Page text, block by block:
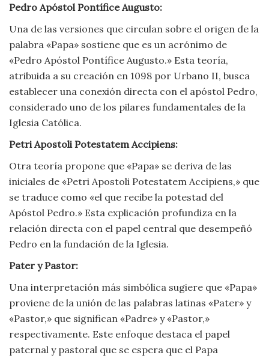
Moda
y
Tendencias
Naturaleza
Psicología
Salud
Sociología
Tecnología
Viajar
Pedro Apóstol Pontífice Augusto:
Una de las versiones que circulan sobre el origen de la
palabra «Papa» sostiene que es un acrónimo de
«Pedro Apóstol Pontífice Augusto.» Esta teoría,
atribuida a su creación en 1098 por Urbano II, busca
establecer una conexión directa con el apóstol Pedro,
considerado uno de los pilares fundamentales de la
Iglesia Católica.
Petri Apostoli Potestatem Accipiens:
Otra teoría propone que «Papa» se deriva de las
iniciales de «Petri Apostoli Potestatem Accipiens,» que
se traduce como «el que recibe la potestad del
Apóstol Pedro.» Esta explicación profundiza en la
relación directa con el papel central que desempeñó
Pedro en la fundación de la Iglesia.
Pater y Pastor:
Una interpretación más simbólica sugiere que «Papa»
proviene de la unión de las palabras latinas «Pater» y
«Pastor,» que significan «Padre» y «Pastor,»
respectivamente. Este enfoque destaca el papel
paternal y pastoral que se espera que el Papa